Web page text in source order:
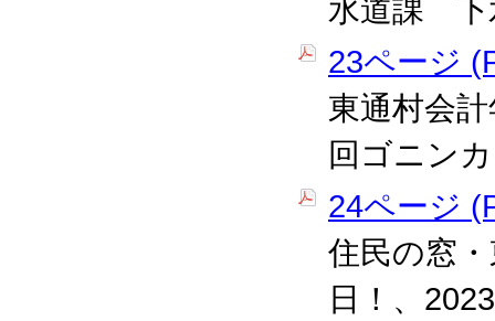
水道課 下
23ページ
東通村会
回ゴニン
24ページ
住民の窓
日！、